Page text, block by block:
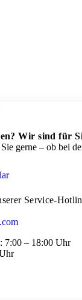
Wir sind für
gerne – ob bei
Service-
7:00 – 18:00 Uhr